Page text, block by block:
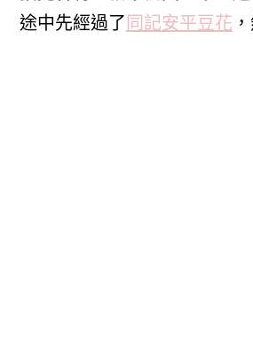
途中先經過了 同記安平豆花